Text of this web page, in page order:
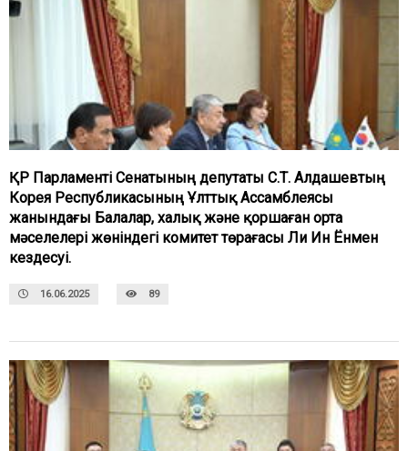
ҚР Парламенті Сенатының депутаты С.Т. Алдашевтың
Корея Республикасының Ұлттық Ассамблеясы
жанындағы Балалар, халық және қоршаған орта
мәселелері жөніндегі комитет төрағасы Ли Ин Ёнмен
кездесуі.
16.06.2025 89